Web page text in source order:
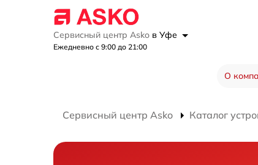
Сервисный центр Asko в Уфе
Ежедневно с 9:00 до 21:00
О
Сервисный центр Asko Каталог